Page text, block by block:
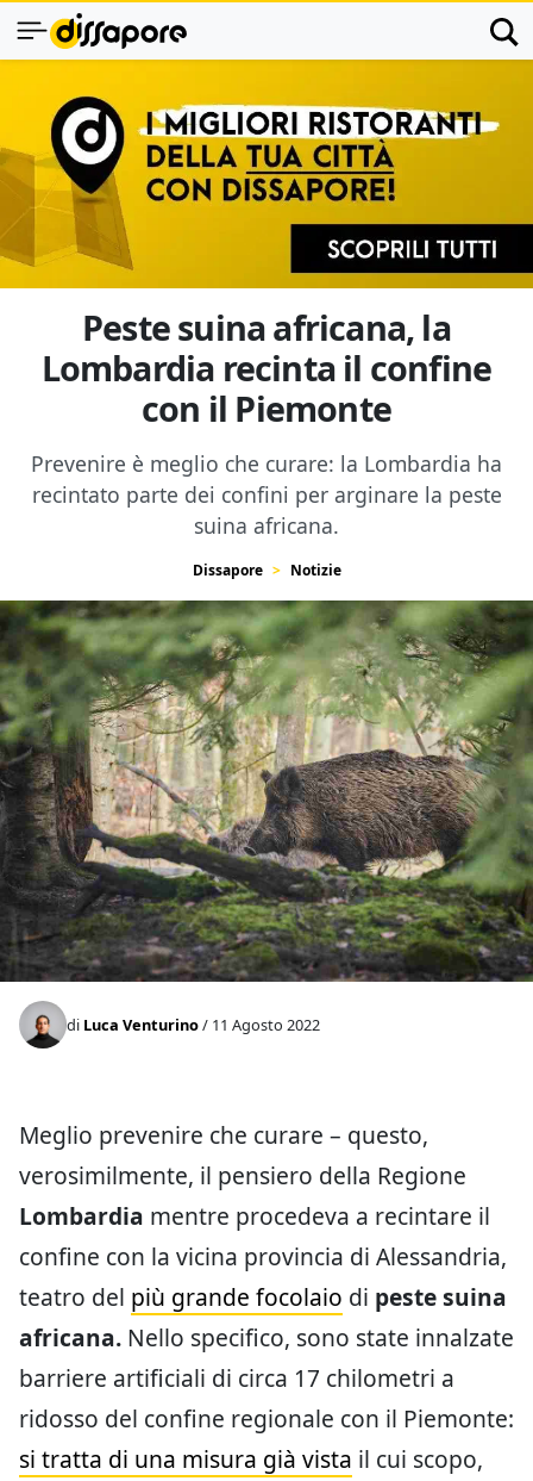
Peste suina africana, la
Lombardia recinta il confine
con il Piemonte
Prevenire è meglio che curare: la Lombardia ha
recintato parte dei confini per arginare la peste
suina africana.
Dissapore Notizie
di Luca Venturino/ 11 Agosto 2022
Meglio prevenire che curare – questo,
verosimilmente, il pensiero della Regione
Lombardia mentre procedeva a recintare il
confine con la vicina provincia di Alessandria,
teatro del più grande focolaio di peste suina
africana. Nello specifico, sono state innalzate
barriere artificiali di circa 17 chilometri a
ridosso del confine regionale con il Piemonte:
si tratta di una misura già vista il cui scopo,